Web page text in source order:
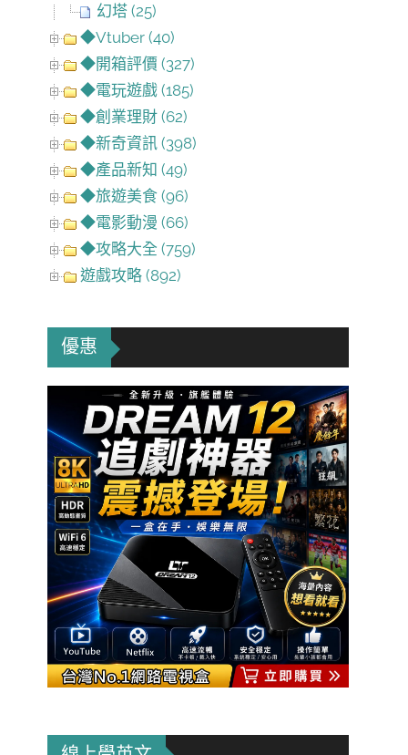
幻塔 (25)
◆Vtuber (40)
◆開箱評價 (327)
◆電玩遊戲 (185)
◆創業理財 (62)
◆新奇資訊 (398)
◆產品新知 (49)
◆旅遊美食 (96)
◆電影動漫 (66)
◆攻略大全 (759)
遊戲攻略 (892)
優惠